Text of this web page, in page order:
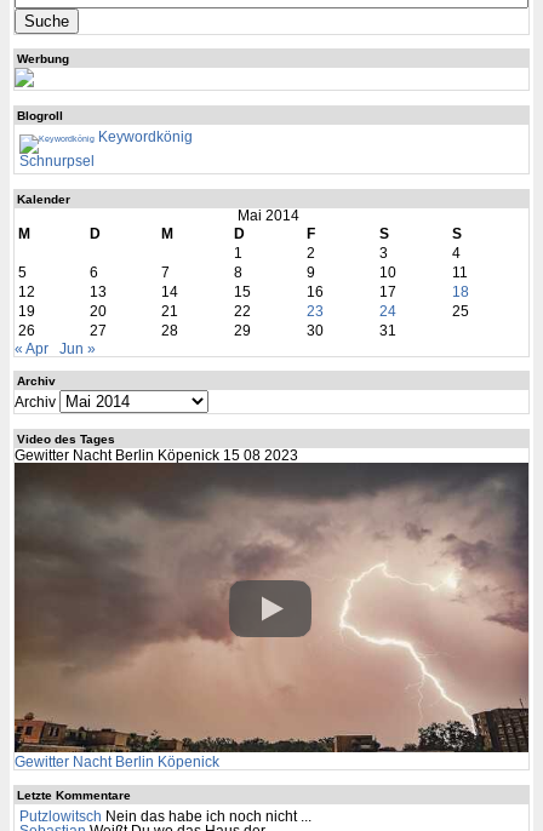
Werbung
Blogroll
Keywordkönig
Schnurpsel
Kalender
Mai 2014
M
D M D F S
S
1
2 3
4
5
6 7 8 9 10
11
12
13 14 15 16 17
18
19
20 21 22 23 24
25
26
27 28 29 30
31
« Apr
Jun »
Archiv
Archiv
Video des Tages
Gewitter Nacht Berlin Köpenick 15 08 2023
Gewitter Nacht Berlin Köpenick
Letzte Kommentare
Putzlowitsch Nein das habe ich noch nicht ...